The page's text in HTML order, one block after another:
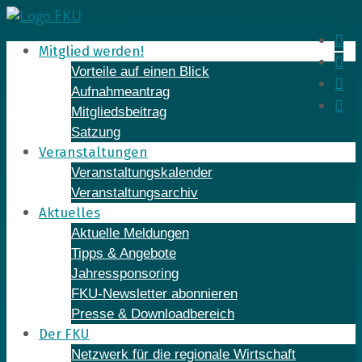
Skip
to
contentMitglied werden!
Vorteile auf einen Blick
Aufnahmeantrag
Mitgliedsbeitrag
Satzung
Veranstaltungen
Veranstaltungskalender
Veranstaltungsarchiv
Aktuelles
Aktuelle Meldungen
Tipps & Angebote
Jahressponsoring
FKU-Newsletter abonnieren
Presse & Downloadbereich
Der FKU
Netzwerk für die regionale Wirtschaft